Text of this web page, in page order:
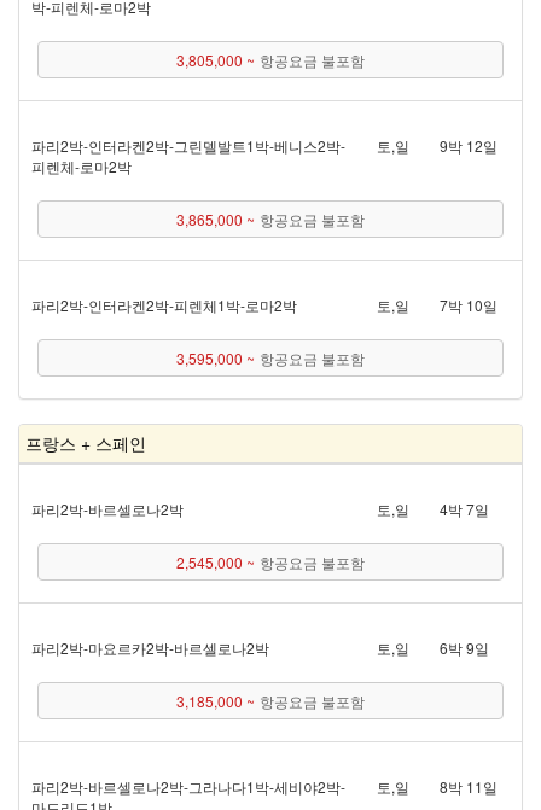
박 - 피렌체 - 로마 2박
3,805,000 ~ 항공요금 불포함
파리 2박 - 인터라켄 2박 - 그린델발트 1박 - 베니스 2박 -
피렌체 - 로마 2박
토,일 9박 12일
3,865,000 ~ 항공요금 불포함
파리 2박 - 인터라켄 2박 - 피렌체 1박 - 로마 2박 토,일 7박 10일
3,595,000 ~ 항공요금 불포함
프랑스 + 스페인
파리 2박 - 바르셀로나 2박 토,일 4박 7일
2,545,000 ~ 항공요금 불포함
파리 2박 - 마요르카 2박 - 바르셀로나 2박 토,일 6박 9일
3,185,000 ~ 항공요금 불포함
파리 2박 - 바르셀로나 2박 - 그라나다 1박 - 세비야 2박 -
토,일 8박 11일